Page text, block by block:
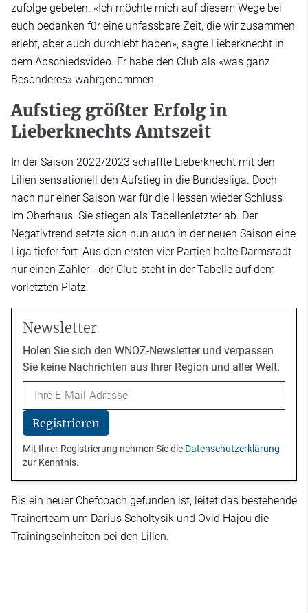
zufolge gebeten. «Ich möchte mich auf diesem Wege bei
euch bedanken für eine unfassbare Zeit, die wir zusammen
erlebt, aber auch durchlebt haben», sagte Lieberknecht in
dem Abschiedsvideo. Er habe den Club als «was ganz
Besonderes» wahrgenommen.
Aufstieg größter Erfolg in
Lieberknechts Amtszeit
In der Saison 2022/2023 schaffte Lieberknecht mit den
Lilien sensationell den Aufstieg in die Bundesliga. Doch
nach nur einer Saison war für die Hessen wieder Schluss
im Oberhaus. Sie stiegen als Tabellenletzter ab. Der
Negativtrend setzte sich nun auch in der neuen Saison eine
Liga tiefer fort: Aus den ersten vier Partien holte Darmstadt
nur einen Zähler - der Club steht in der Tabelle auf dem
vorletzten Platz.
Newsletter
Holen Sie sich den WNOZ-Newsletter und verpassen
Sie keine Nachrichten aus Ihrer Region und aller Welt.
Email
Registrieren
Mit Ihrer Registrierung nehmen Sie die Datenschutzerklärung
zur Kenntnis.
Bis ein neuer Chefcoach gefunden ist, leitet das bestehende
Trainerteam um Darius Scholtysik und Ovid Hajou die
Trainingseinheiten bei den Lilien.